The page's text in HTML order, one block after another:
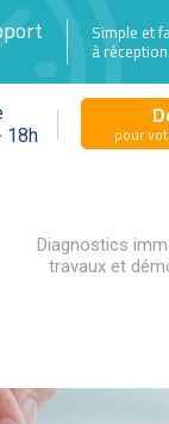
Simple et
à
18h
pour
Diagnostics
travaux et